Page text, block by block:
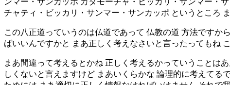
チャティ・ビッカリ・サンマー・サンカッポ というところ
この八正道っていうのは仏道であって 仏教の道 方法ですか
ばいいんですかと まあ正しく考えなさいと言ったってもね
まあ間違って考えるとかね 正しく考えるかっていうことは
しくないと言えますけど まあいくらかな 論理的に考えて